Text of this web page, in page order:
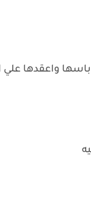
واعقدها